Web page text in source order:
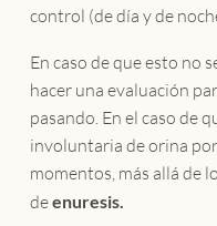
control (de día y de
En caso de que esto no
hacer una evaluación
pasando. En el caso de
involuntaria de orina
momentos, más allá de
deenuresis.